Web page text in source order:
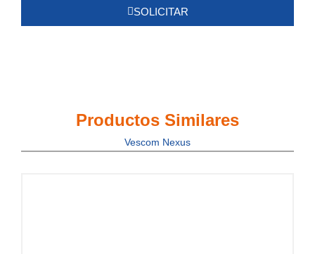
SOLICITAR
Productos Similares
Vescom Nexus